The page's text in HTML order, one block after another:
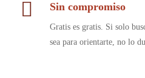
Sin compromiso
Gratis es gratis. Si solo
sea para orientarte, no lo